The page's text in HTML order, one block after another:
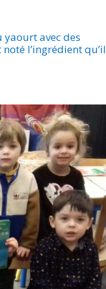
avec des
l’ingrédient qu’il